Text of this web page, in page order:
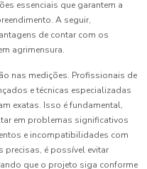
essenciais que garantem a
A seguir,
de contar com os
agrimensura.
nas medições. Profissionais de
e técnicas especializadas
exatas. Isso é fundamental,
em problemas significativos
e incompatibilidades com
precisas, é possível evitar
que o projeto siga conforme